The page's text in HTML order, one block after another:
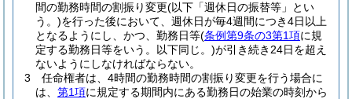
間の勤務時間の割振り変更(以下「週休日の振替等」とい
う。)を行った後において、週休日が毎4週間につき4日以上
となるようにし、かつ、勤務日等(条例第9条の3第1項に規
定する勤務日等をいう。以下同じ。)が引き続き24日を超え
ないようにしなければならない。
3
任命権者は、4時間の勤務時間の割振り変更を行う場合に
は、 第1項に規定する期間内にある勤務日の始業の時刻から